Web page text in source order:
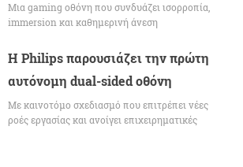
Μια gaming οθόνη που συνδυάζει ισορροπία,
immersion και καθημερινή άνεση
Η Philips παρουσιάζει την πρώτη
αυτόνομη dual-sided οθόνη
Με καινοτόμο σχεδιασμό που επιτρέπει νέες
ροές εργασίας και ανοίγει επιχειρηματικές